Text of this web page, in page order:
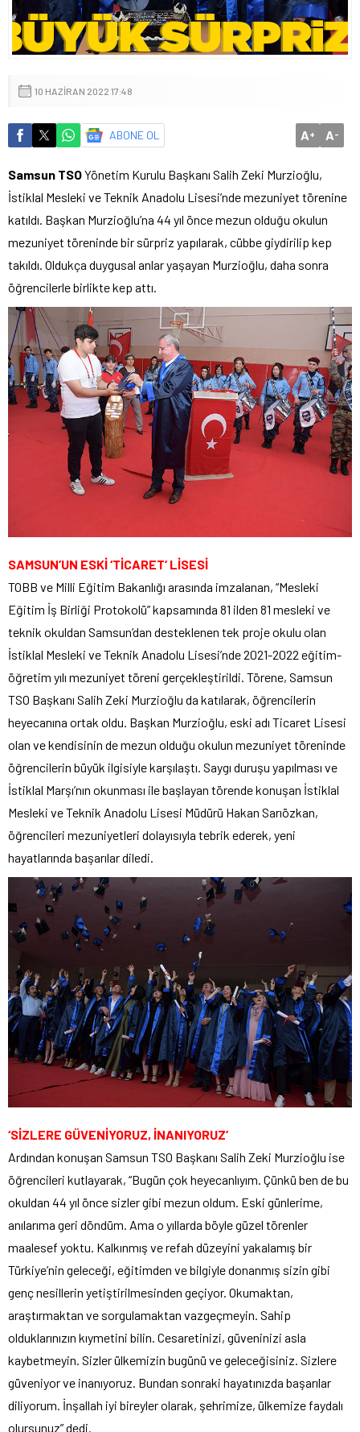
10 HAZIRAN 2022 17:48
ABONE OL A+ A-
Samsun TSOYönetim Kurulu Başkanı Salih Zeki Murzioğlu,
İstiklal Mesleki ve Teknik Anadolu Lisesi’nde mezuniyet törenine
katıldı. Başkan Murzioğlu’na 44 yıl önce mezun olduğu okulun
mezuniyet töreninde bir sürpriz yapılarak, cübbe giydirilip kep
takıldı. Oldukça duygusal anlar yaşayan Murzioğlu, daha sonra
öğrencilerle birlikte kep attı.
SAMSUN’UN ESKİ ‘TİCARET’ LİSESİ
TOBB ve Milli Eğitim Bakanlığı arasında imzalanan, “Mesleki
Eğitim İş Birliği Protokolü” kapsamında 81 ilden 81 mesleki ve
teknik okuldan Samsun’dan desteklenen tek proje okulu olan
İstiklal Mesleki ve Teknik Anadolu Lisesi’nde 2021-2022 eğitim-
öğretim yılı mezuniyet töreni gerçekleştirildi. Törene, Samsun
TSO Başkanı Salih Zeki Murzioğlu da katılarak, öğrencilerin
heyecanına ortak oldu. Başkan Murzioğlu, eski adı Ticaret Lisesi
olan ve kendisinin de mezun olduğu okulun mezuniyet töreninde
öğrencilerin büyük ilgisiyle karşılaştı. Saygı duruşu yapılması ve
İstiklal Marşı’nın okunması ile başlayan törende konuşan İstiklal
Mesleki ve Teknik Anadolu Lisesi Müdürü Hakan Sarıözkan,
öğrencileri mezuniyetleri dolayısıyla tebrik ederek, yeni
hayatlarında başarılar diledi.
‘SİZLERE GÜVENİYORUZ, İNANIYORUZ’
Ardından konuşan Samsun TSO Başkanı Salih Zeki Murzioğlu ise
öğrencileri kutlayarak, “Bugün çok heyecanlıyım. Çünkü ben de bu
okuldan 44 yıl önce sizler gibi mezun oldum. Eski günlerime,
anılarıma geri döndüm. Ama o yıllarda böyle güzel törenler
maalesef yoktu. Kalkınmış ve refah düzeyini yakalamış bir
Türkiye’nin geleceği, eğitimden ve bilgiyle donanmış sizin gibi
genç nesillerin yetiştirilmesinden geçiyor. Okumaktan,
araştırmaktan ve sorgulamaktan vazgeçmeyin. Sahip
olduklarınızın kıymetini bilin. Cesaretinizi, güveninizi asla
kaybetmeyin. Sizler ülkemizin bugünü ve geleceğisiniz. Sizlere
güveniyor ve inanıyoruz. Bundan sonraki hayatınızda başarılar
diliyorum. İnşallah iyi bireyler olarak, şehrimize, ülkemize faydalı
olursunuz” dedi.